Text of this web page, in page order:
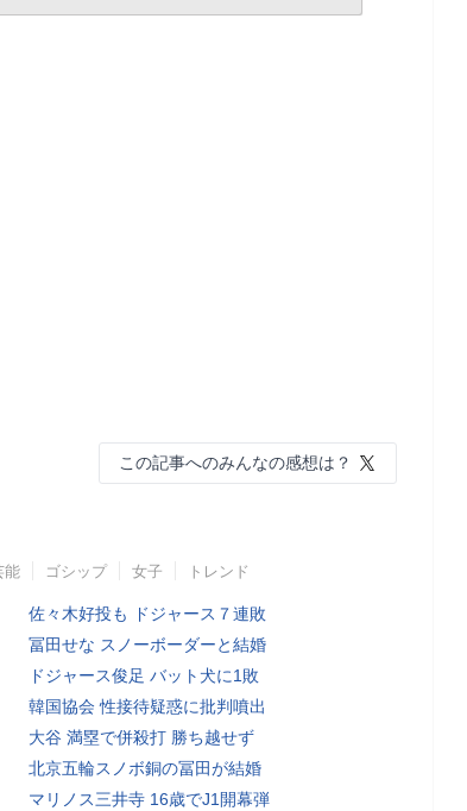
この記事へのみんなの感想は？
能 ゴシップ 女子 トレンド
佐々木好投も ドジャース７連敗
冨田せな スノーボーダーと結婚
ドジャース俊足 バット犬に1敗
韓国協会 性接待疑惑に批判噴出
大谷 満塁で併殺打 勝ち越せず
北京五輪スノボ銅の冨田が結婚
マリノス三井寺 16歳でJ1開幕弾